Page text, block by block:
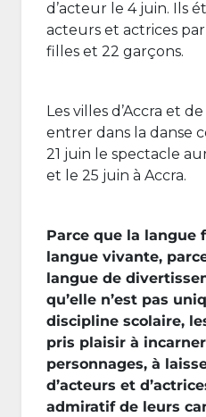
d’acteur le 4 juin. Ils
acteurs et actrices
filles et 22 garçons.
Les villes d’Accra et
entrer dans la danse
21 juin le spectacle
et le 25 juin à Accra.
Parce que la langue
langue vivante,
langue de
qu’elle n’est pas
discipline scolaire,
pris plaisir à
personnages, à
d’acteurs et
admiratif de leurs